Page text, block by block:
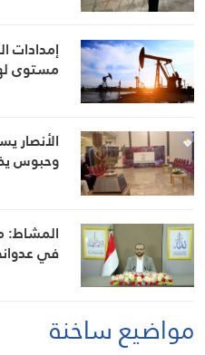
إمدادات
مستوى لها
الأنصار
وحبوس
المشاط:
في
مواضيع ساخنة